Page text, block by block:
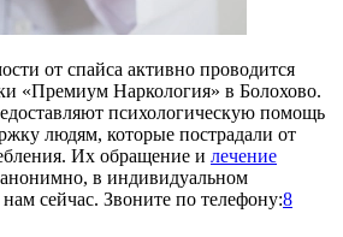
от спайса активно проводится
«Премиум Наркология» в Болохово.
психологическую помощь
людям, которые пострадали от
Их обращение и лечение
в индивидуальном
сейчас. Звоните по телефону:8